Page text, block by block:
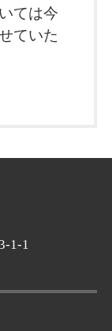
ては今
ていた
1-1